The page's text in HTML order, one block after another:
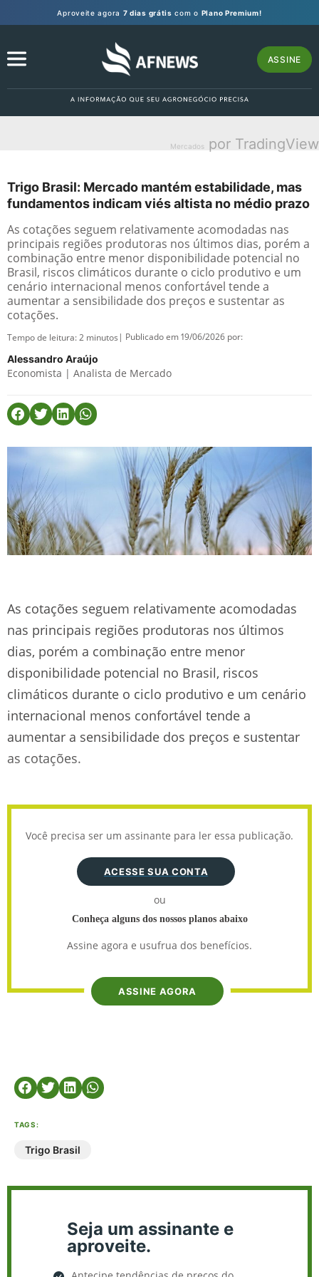
Aproveite agora 7 dias grátis com o Plano Premium!
ASSINE
Mercados por TradingView
Trigo Brasil: Mercado mantém estabilidade, mas
fundamentos indicam viés altista no médio prazo
As cotações seguem relativamente acomodadas nas
principais regiões produtoras nos últimos dias, porém a
combinação entre menor disponibilidade potencial no
Brasil, riscos climáticos durante o ciclo produtivo e um
cenário internacional menos confortável tende a
aumentar a sensibilidade dos preços e sustentar as
cotações.
Tempo de leitura:2 minutos | Publicado em 19/06/2026 por:
Alessandro Araújo
Economista | Analista de Mercado
As cotações seguem relativamente acomodadas
nas principais regiões produtoras nos últimos
dias, porém a combinação entre menor
disponibilidade potencial no Brasil, riscos
climáticos durante o ciclo produtivo e um cenário
internacional menos confortável tende a
aumentar a sensibilidade dos preços e sustentar
as cotações.
Você precisa ser um assinante para ler essa publicação.
ACESSE SUA CONTA
ou
Conheça alguns dos nossos planos abaixo
Assine agora e usufrua dos benefícios.
ASSINE AGORA
TAGS:
Trigo Brasil
Seja um assinante e
aproveite.